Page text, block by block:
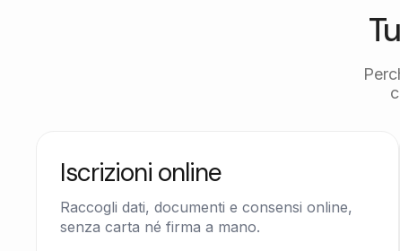
Iscrizioni online
Raccogli dati, documenti e consensi online,
senza carta né firma a mano.